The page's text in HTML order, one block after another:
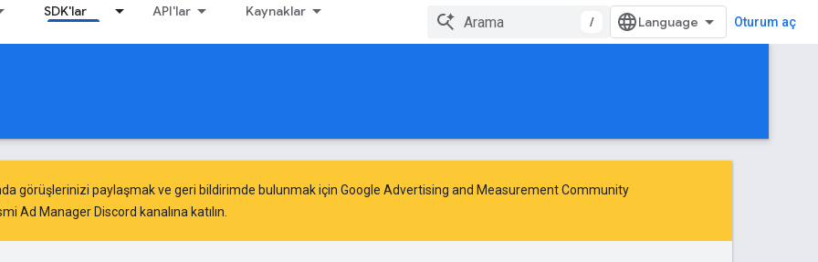
SDK'lar API'lar Kaynaklar
/ Oturum aç
görüşlerinizi paylaşmak ve geri bildirimde bulunmak için Google Advertising and Measurement Community
Ad Manager Discord kanalına katılın.